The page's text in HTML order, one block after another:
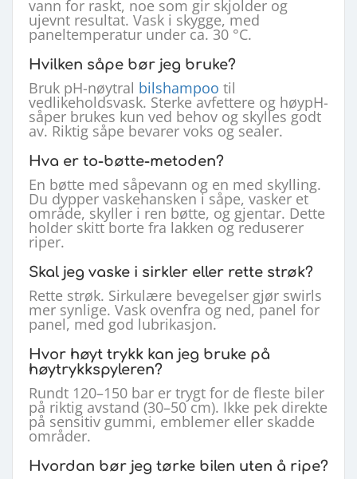
vann for raskt, noe som gir skjolder og
ujevnt resultat. Vask i skygge, med
paneltemperatur under ca. 30 °C.
Hvilken såpe bør jeg bruke?
Bruk pH-nøytral bilshampoo til
vedlikeholdsvask. Sterke avfettere og høypH-
såper brukes kun ved behov og skylles godt
av. Riktig såpe bevarer voks og sealer.
Hva er to-bøtte-metoden?
En bøtte med såpevann og en med skylling.
Du dypper vaskehansken i såpe, vasker et
område, skyller i ren bøtte, og gjentar. Dette
holder skitt borte fra lakken og reduserer
riper.
Skal jeg vaske i sirkler eller rette strøk?
Rette strøk. Sirkulære bevegelser gjør swirls
mer synlige. Vask ovenfra og ned, panel for
panel, med god lubrikasjon.
Hvor høyt trykk kan jeg bruke på
høytrykkspyleren?
Rundt 120–150 bar er trygt for de fleste biler
på riktig avstand (30–50 cm). Ikke pek direkte
på sensitiv gummi, emblemer eller skadde
områder.
Hvordan bør jeg tørke bilen uten å ripe?